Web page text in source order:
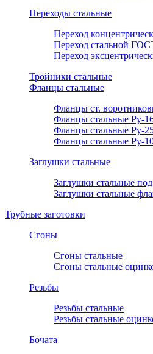
Переходы стальные
Переход
Переход стальной
Переход
Тройники стальные
Фланцы стальные
Фланцы ст.
Фланцы стальные Ру-
Фланцы стальные Ру-
Фланцы стальные Ру-
Заглушки стальные
Заглушки стальные
Заглушки стальные
Трубные заготовки
Сгоны
Сгоны стальные
Сгоны стальные
Резьбы
Резьбы стальные
Резьбы стальные
Бочата